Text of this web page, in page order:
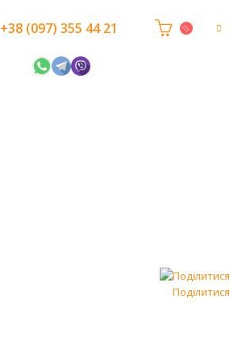
+38 (097) 355 44 21
Поділитися